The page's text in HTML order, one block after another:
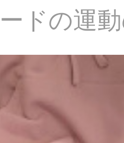
ドの運動